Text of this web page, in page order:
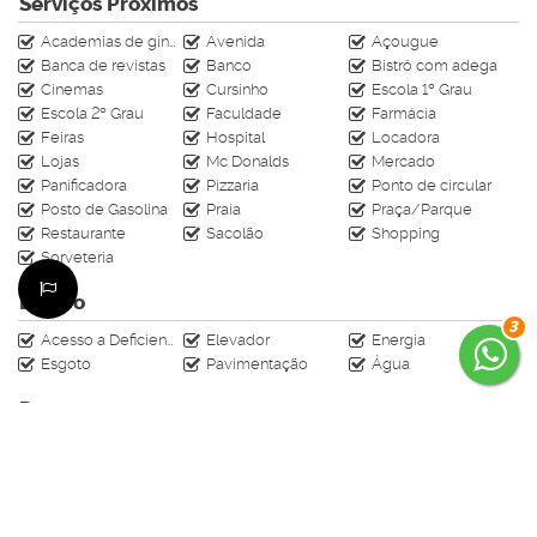
3
Entre em contato para saber mais informações
sobre esse imóvel:
(47) 99610-4009
Av. Central n°413 - Sala 06
Av. Brasil n°2636 - Sala 01
CRECI J-4728
Academias de ginástica Avenida
Açougue
Banca de revistas
Banco
Bistrô com adega
Cinemas
Cursinho
Escola 1º Grau
Escola 2º Grau
Faculdade
Farmácia
Feiras
Hospital
Locadora
Lojas
Mc Donalds
Mercado
Panificadora
Pizzaria
Ponto de circular
Posto de Gasolina
Praia
Praça/Parque
Restaurante
Sacolão
Shopping
Sorveteria
Básico
Acesso a Deficientes Elevador
Energia
Esgoto
Pavimentação Água
Destaques